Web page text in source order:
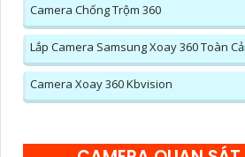
Camera Chống Trộm 360
Lắp Camera Samsung Xoay 360 Toàn
Camera Xoay 360 Kbvision